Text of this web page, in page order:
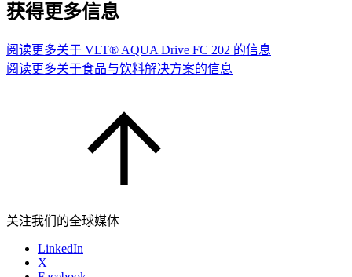
获得更多信息
阅读更多关于 VLT® AQUA Drive FC 202 的信息
阅读更多关于食品与饮料解决方案的信息
关注我们的全球媒体
LinkedIn
X